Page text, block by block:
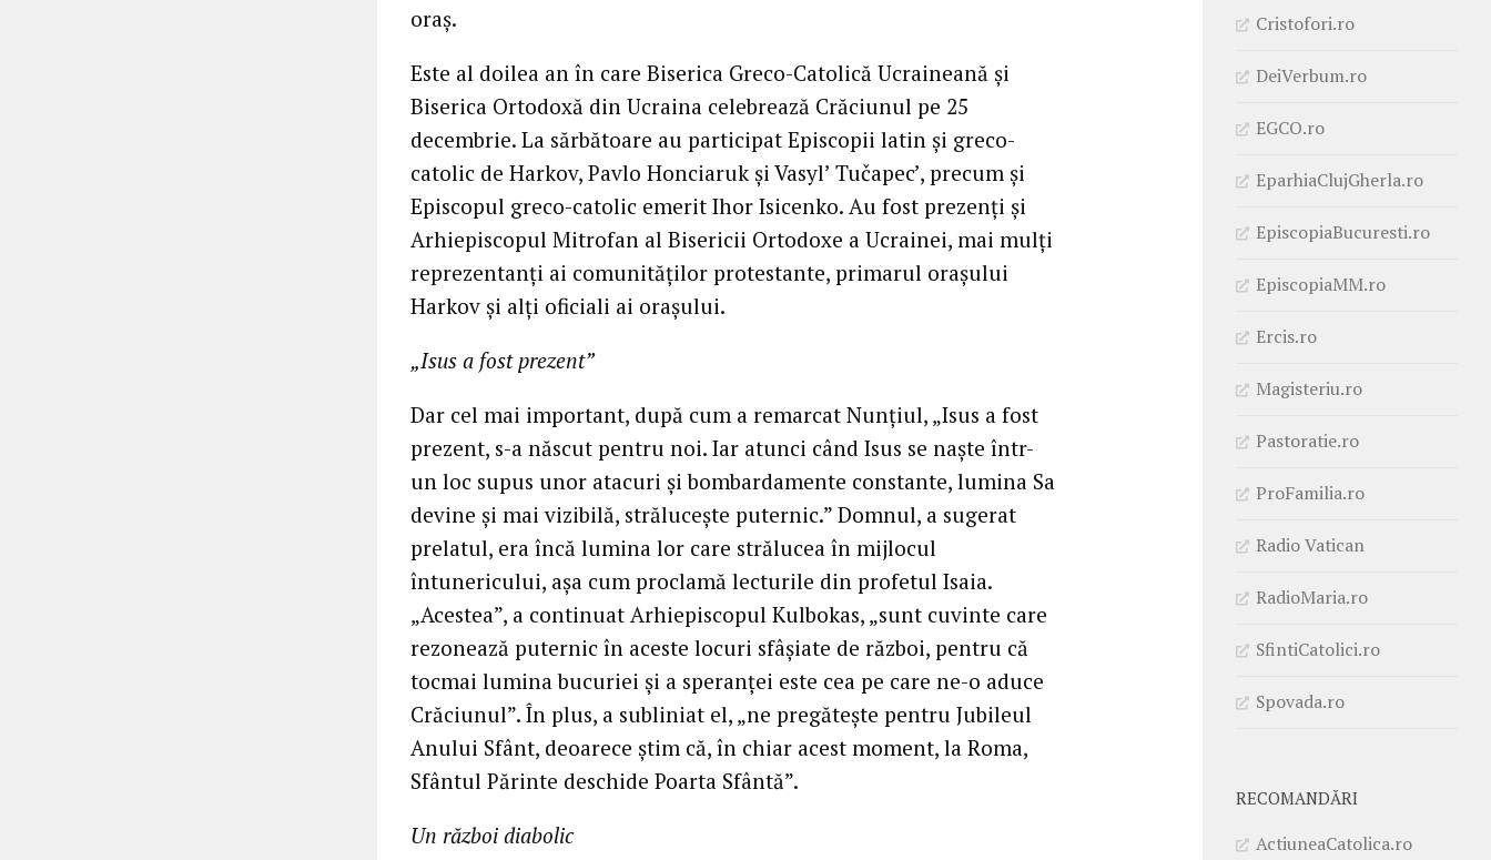
oraș.
Este al doilea an în care Biserica Greco-Catolică Ucraineană și
Biserica Ortodoxă din Ucraina celebrează Crăciunul pe 25
decembrie. La sărbătoare au participat Episcopii latin și greco-
catolic de Harkov, Pavlo Honciaruk și Vasyl’ Tučapec’, precum și
Episcopul greco-catolic emerit Ihor Isicenko. Au fost prezenți și
Arhiepiscopul Mitrofan al Bisericii Ortodoxe a Ucrainei, mai mulți
reprezentanți ai comunităților protestante, primarul orașului
Harkov și alți oficiali ai orașului.
„Isus a fost prezent”
Dar cel mai important, după cum a remarcat Nunțiul, „Isus a fost
prezent, s-a născut pentru noi. Iar atunci când Isus se naște într-
un loc supus unor atacuri și bombardamente constante, lumina Sa
devine și mai vizibilă, strălucește puternic.” Domnul, a sugerat
prelatul, era încă lumina lor care strălucea în mijlocul
întunericului, așa cum proclamă lecturile din profetul Isaia.
„Acestea”, a continuat Arhiepiscopul Kulbokas, „sunt cuvinte care
rezonează puternic în aceste locuri sfâșiate de război, pentru că
tocmai lumina bucuriei și a speranței este cea pe care ne-o aduce
Crăciunul”. În plus, a subliniat el, „ne pregătește pentru Jubileul
Anului Sfânt, deoarece știm că, în chiar acest moment, la Roma,
Sfântul Părinte deschide Poarta Sfântă”.
Un război diabolic
Cristofori.ro
DeiVerbum.ro
EGCO.ro
EparhiaClujGherla.ro
EpiscopiaBucuresti.ro
EpiscopiaMM.ro
Ercis.ro
Magisteriu.ro
Pastoratie.ro
ProFamilia.ro
Radio Vatican
RadioMaria.ro
SfintiCatolici.ro
Spovada.ro
RECOMANDĂRI
ActiuneaCatolica.ro